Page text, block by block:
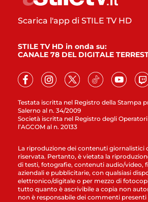
Testata iscritta nel Registro della Stampa
Salerno al n. 34/2009
Società iscritta nel Registro degli
l’AGCOM al n. 20133
Scarica l'app di STILE TV HD
STILE TV HD in onda su:
CANALE 78 DEL DIGITALE
La riproduzione dei contenuti giornalistici
riservata. Pertanto, è vietata la
di testi, fotografie, contenuti audio/video,
aziendali e pubblicitarie, con qualsiasi
elettronico/digitale o per mezzo di
tutto quanto è ascrivibile a copia non
non è responsabile dei commenti